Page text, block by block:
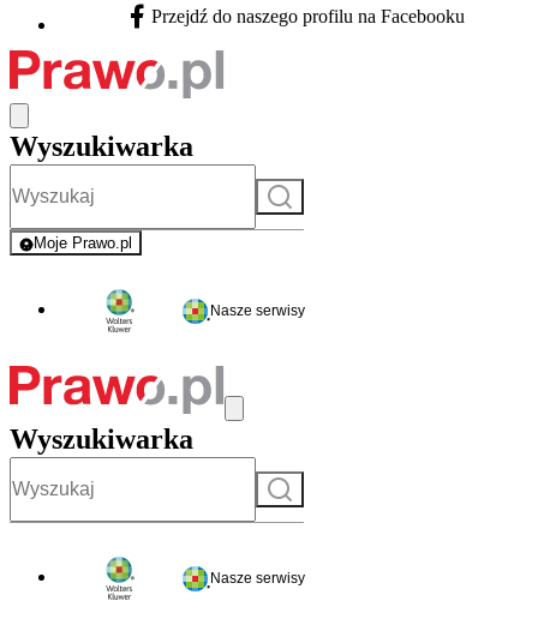
Facebook - otwiera się w nowej karcie
Przejdź do naszego profilu na Facebooku
Wyszukiwarka
Szukaj
Moje Prawo.pl
- rejestracja i logowanie do serwisu
Nasze serwisy
Wyszukiwarka
Szukaj
Nasze serwisy